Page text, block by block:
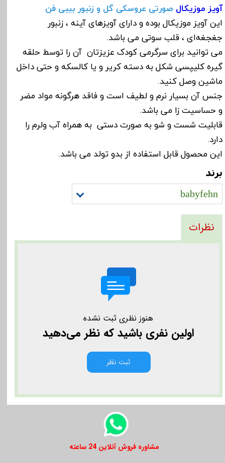
آویز موزیکال صورتی عروسکی گل و زنبور بیبی فن
این آویز موزیکال بوده و دارای آویزهای آینه ، زنبور
جغجغه‌ای ، قلب سوتی می باشد.
می توانید برای سرگرمی کودک عزیزتان آن را توسط حلقه
گیره کلیپسی شکل به دسته کریر و یا کالسکه و حتی داخل
ماشین وصل کنید.
جنس آن بسیار نرم و لطیف است و فاقد هرگونه مواد مضر
و حساسیت زا می باشد.
قابلیت شست و شو به صورت دستی به همراه آب ولرم را
دارد.
این محصول قابل استفاده از بدو تولد می باشد.
برند
babyfehn
نظرات
هنوز نظری ثبت نشده
اولین نفری باشید که نظر می‌دهید
ثبت نظر
​​مشاوره فروش آنلاین 24 ساعته